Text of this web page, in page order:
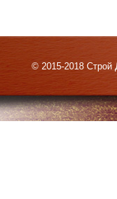
© 2015-2018 Строй